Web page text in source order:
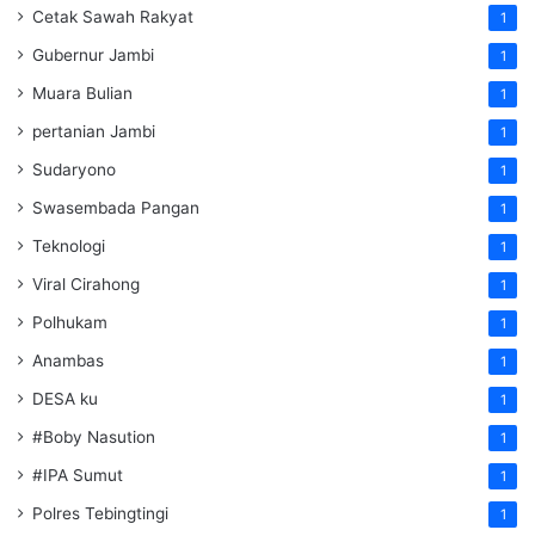
Cetak Sawah Rakyat 1
Gubernur Jambi 1
Muara Bulian 1
pertanian Jambi 1
Sudaryono 1
Swasembada Pangan 1
Teknologi 1
Viral Cirahong 1
Polhukam 1
Anambas 1
DESA ku 1
#Boby Nasution 1
#IPA Sumut 1
Polres Tebingtingi 1